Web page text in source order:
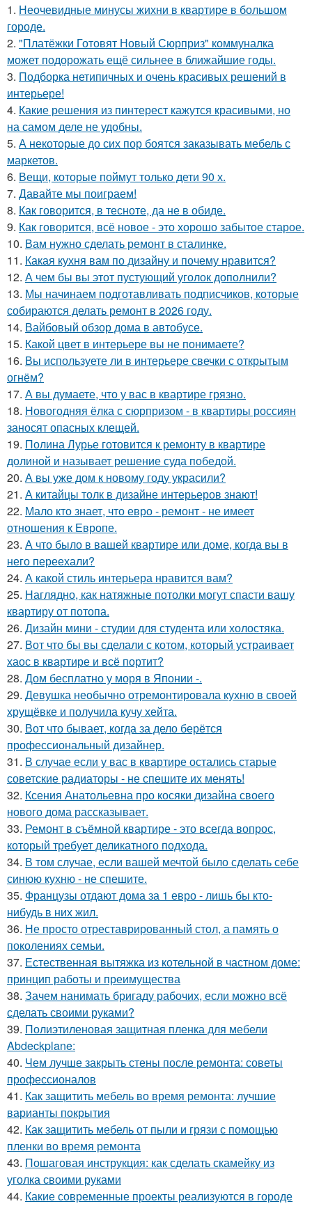
1. Неочевидные минусы жихни в квартире в большом
городе.
2. "Платёжки Готовят Новый Сюрприз" коммуналка
может подорожать ещё сильнее в ближайшие годы.
3. Подборка нетипичных и очень красивых решений в
интерьере!
4. Какие решения из пинтерест кажутся красивыми, но
на самом деле не удобны.
5. А некоторые до сих пор боятся заказывать мебель с
маркетов.
6. Вещи, которые поймут только дети 90 х.
7. Давайте мы поиграем!
8. Как говорится, в тесноте, да не в обиде.
9. Как говорится, всё новое - это хорошо забытое старое.
10. Вам нужно сделать ремонт в сталинке.
11. Какая кухня вам по дизайну и почему нравится?
12. А чем бы вы этот пустующий уголок дополнили?
13. Мы начинаем подготавливать подписчиков, которые
собираются делать ремонт в 2026 году.
14. Вайбовый обзор дома в автобусе.
15. Какой цвет в интерьере вы не понимаете?
16. Вы используете ли в интерьере свечки с открытым
огнём?
17. А вы думаете, что у вас в квартире грязно.
18. Новогодняя ёлка с сюрпризом - в квартиры россиян
заносят опасных клещей.
19. Полина Лурье готовится к ремонту в квартире
долиной и называет решение суда победой.
20. А вы уже дом к новому году украсили?
21. А китайцы толк в дизайне интерьеров знают!
22. Мало кто знает, что евро - ремонт - не имеет
отношения к Европе.
23. А что было в вашей квартире или доме, когда вы в
него переехали?
24. А какой стиль интерьера нравится вам?
25. Наглядно, как натяжные потолки могут спасти вашу
квартиру от потопа.
26. Дизайн мини - студии для студента или холостяка.
27. Вот что бы вы сделали с котом, который устраивает
хаос в квартире и всё портит?
28. Дом бесплатно у моря в Японии -.
29. Девушка необычно отремонтировала кухню в своей
хрущёвке и получила кучу хейта.
30. Вот что бывает, когда за дело берётся
профессиональный дизайнер.
31. В случае если у вас в квартире остались старые
советские радиаторы - не спешите их менять!
32. Ксения Анатольевна про косяки дизайна своего
нового дома рассказывает.
33. Ремонт в съёмной квартире - это всегда вопрос,
который требует деликатного подхода.
34. В том случае, если вашей мечтой было сделать себе
синюю кухню - не спешите.
35. Французы отдают дома за 1 евро - лишь бы кто-
нибудь в них жил.
36. Не просто отреставрированный стол, а память о
поколениях семьи.
37. Естественная вытяжка из котельной в частном доме:
принцип работы и преимущества
38. Зачем нанимать бригаду рабочих, если можно всё
сделать своими руками?
39. Полиэтиленовая защитная пленка для мебели
Abdeckplane:
40. Чем лучше закрыть стены после ремонта: советы
профессионалов
41. Как защитить мебель во время ремонта: лучшие
варианты покрытия
42. Как защитить мебель от пыли и грязи с помощью
пленки во время ремонта
43. Пошаговая инструкция: как сделать скамейку из
уголка своими руками
44. Какие современные проекты реализуются в городе